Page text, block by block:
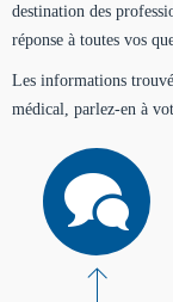
destination des
réponse à toutes vos
Les informations
médical, parlez-en à